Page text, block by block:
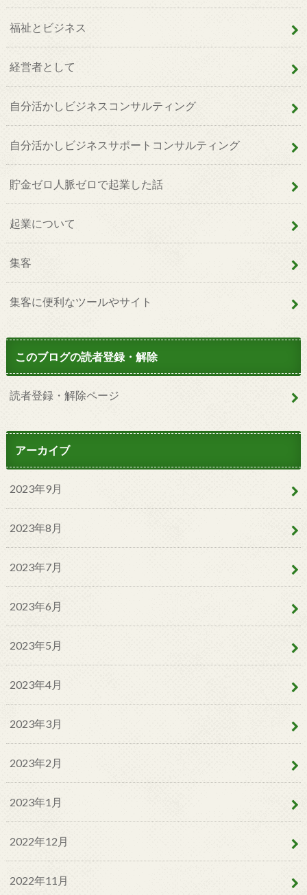
福祉とビジネス
経営者として
自分活かしビジネスコンサルティング
自分活かしビジネスサポートコンサルティング
貯金ゼロ人脈ゼロで起業した話
起業について
集客
集客に便利なツールやサイト
このブログの読者登録・解除
読者登録・解除ページ
アーカイブ
2023年9月
2023年8月
2023年7月
2023年6月
2023年5月
2023年4月
2023年3月
2023年2月
2023年1月
2022年12月
2022年11月